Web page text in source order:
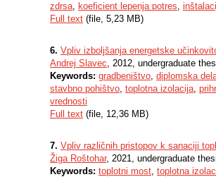
zdrsa, koeficient lepenja potres,
Full text (file, 5,23 MB)
6. Vpliv izboljšanja energetske
Andrej Slavec, 2012, undergraduate
Keywords: gradbeništvo, diplomska
stavbno pohištvo, toplotna izolacija,
vrednosti
Full text (file, 12,36 MB)
7. Vpliv različnih pristopov k sanaciji
Žiga Roštohar, 2021, undergraduate
Keywords: toplotni most, toplotna